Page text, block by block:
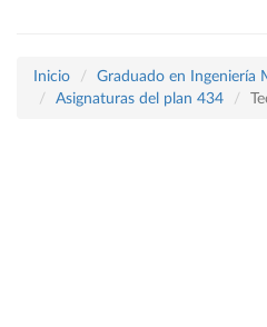
Inicio
Graduado en Ingeniería
Asignaturas del plan 434